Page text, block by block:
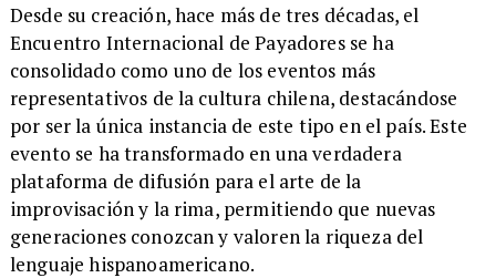
​Desde su creación, hace más de tres décadas, el
Encuentro Internacional de Payadores se ha
consolidado como uno de los eventos más
representativos de la cultura chilena, destacándose
por ser la única instancia de este tipo en el país. Este
evento se ha transformado en una verdadera
plataforma de difusión para el arte de la
improvisación y la rima, permitiendo que nuevas
generaciones conozcan y valoren la riqueza del
lenguaje hispanoamericano.